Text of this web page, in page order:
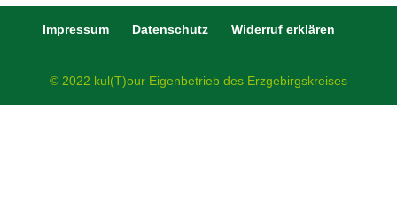
Impressum Datenschutz Widerruf erklären
© 2022 kul(T)our Eigenbetrieb des Erzgebirgskreises